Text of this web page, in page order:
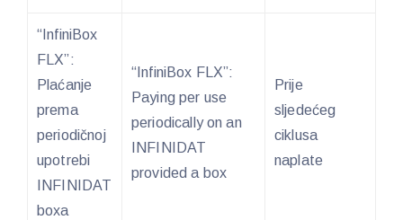
“InfiniBox
FLX”:
Plaćanje
prema
periodičnoj
upotrebi
INFINIDAT
boxa
“InfiniBox FLX”:
Paying per use
periodically on an
INFINIDAT
provided a box
Prije
sljedećeg
ciklusa
naplate